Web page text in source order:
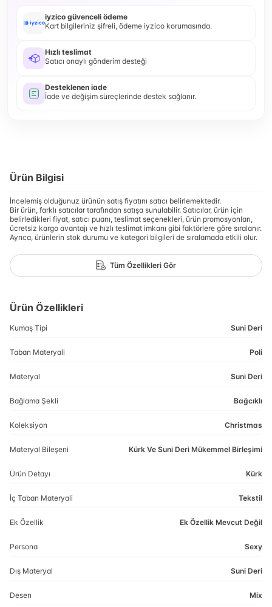
iyzico güvenceli ödeme
Kart bilgileriniz şifreli, ödeme iyzico korumasında.
Hızlı teslimat
Satıcı onaylı gönderim desteği
Desteklenen iade
İade ve değişim süreçlerinde destek sağlanır.
Ürün Bilgisi
İncelemiş olduğunuz ürünün satış fiyatını satıcı belirlemektedir.
Bir ürün, farklı satıcılar tarafından satışa sunulabilir. Satıcılar, ürün için
belirledikleri fiyat, satıcı puanı, teslimat seçenekleri, ürün promosyonları,
ücretsiz kargo avantajı ve hızlı teslimat imkanı gibi faktörlere göre sıralanır.
Ayrıca, ürünlerin stok durumu ve kategori bilgileri de sıralamada etkili olur.
Tüm Özellikleri Gör
Ürün Özellikleri
Kumaş Tipi Suni Deri
Taban Materyali Poli
Materyal Suni Deri
Bağlama Şekli Bağcıklı
Koleksiyon Christmas
Materyal Bileşeni Kürk Ve Suni Deri Mükemmel Birleşimi
Ürün Detayı Kürk
İç Taban Materyali Tekstil
Ek Özellik Ek Özellik Mevcut Değil
Persona Sexy
Dış Materyal Suni Deri
Desen Mix